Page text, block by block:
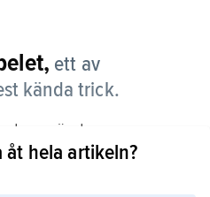
ett av
kända trick.
använder
metallringar, som
hela artikeln?